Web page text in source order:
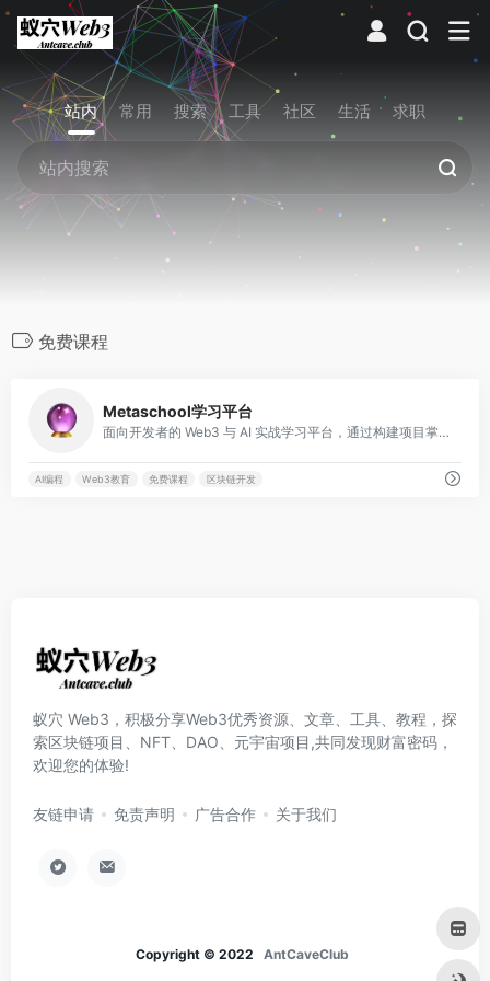
站内 常用 搜索 工具 社区 生活 求职
免费课程
Metaschool学习平台
面向开发者的 Web3 与 AI 实战学习平台，通过构建项目掌握前沿技术。
AI编程 Web3教育 免费课程 区块链开发
蚁穴 Web3，积极分享Web3优秀资源、文章、工具、教程，探
索区块链项目、NFT、DAO、元宇宙项目,共同发现财富密码，
欢迎您的体验!
友链申请 免责声明 广告合作 关于我们
Copyright © 2022 AntCaveClub